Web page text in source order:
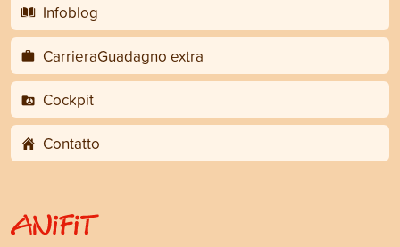
Infoblog
CarrieraGuadagno extra
Cockpit
Contatto